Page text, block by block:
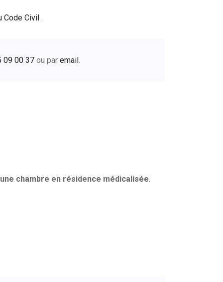
Code Civil .
09 00 37 ou par email.
chambre en résidence médicalisée.